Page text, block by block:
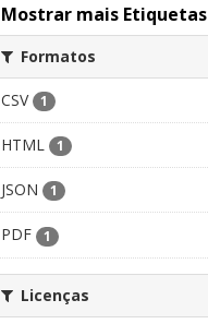
Mostrar mais Etiquetas
Formatos
CSV 1
HTML 1
JSON 1
PDF 1
Licenças